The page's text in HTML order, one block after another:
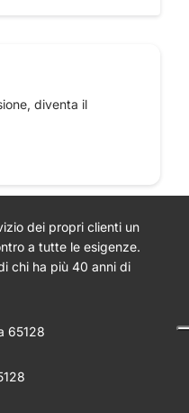
diventa il
dei propri clienti un
a tutte le esigenze.
chi ha più 40 anni di
65128